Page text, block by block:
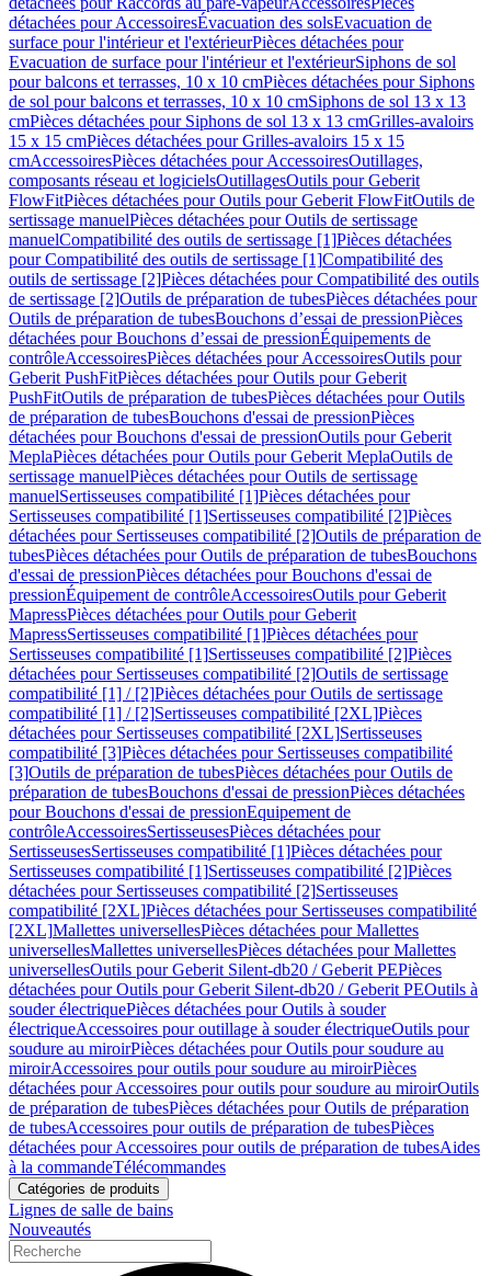
détachées pour AccessoiresÉvacuation des solsEvacuation de
surface pour l'intérieur et l'extérieurPièces détachées pour
Evacuation de surface pour l'intérieur et l'extérieurSiphons de sol
pour balcons et terrasses, 10 x 10 cmPièces détachées pour Siphons
de sol pour balcons et terrasses, 10 x 10 cmSiphons de sol 13 x 13
cmPièces détachées pour Siphons de sol 13 x 13 cmGrilles-avaloirs
15 x 15 cmPièces détachées pour Grilles-avaloirs 15 x 15
cmAccessoiresPièces détachées pour AccessoiresOutillages,
composants réseau et logicielsOutillagesOutils pour Geberit
FlowFitPièces détachées pour Outils pour Geberit FlowFitOutils de
sertissage manuelPièces détachées pour Outils de sertissage
manuelCompatibilité des outils de sertissage [1]Pièces détachées
pour Compatibilité des outils de sertissage [1]Compatibilité des
outils de sertissage [2]Pièces détachées pour Compatibilité des outils
de sertissage [2]Outils de préparation de tubesPièces détachées pour
Outils de préparation de tubesBouchons d’essai de pressionPièces
détachées pour Bouchons d’essai de pressionÉquipements de
contrôleAccessoiresPièces détachées pour AccessoiresOutils pour
Geberit PushFitPièces détachées pour Outils pour Geberit
PushFitOutils de préparation de tubesPièces détachées pour Outils
de préparation de tubesBouchons d'essai de pressionPièces
détachées pour Bouchons d'essai de pressionOutils pour Geberit
MeplaPièces détachées pour Outils pour Geberit MeplaOutils de
sertissage manuelPièces détachées pour Outils de sertissage
manuelSertisseuses compatibilité [1]Pièces détachées pour
Sertisseuses compatibilité [1]Sertisseuses compatibilité [2]Pièces
détachées pour Sertisseuses compatibilité [2]Outils de préparation de
tubesPièces détachées pour Outils de préparation de tubesBouchons
d'essai de pressionPièces détachées pour Bouchons d'essai de
pressionÉquipement de contrôleAccessoiresOutils pour Geberit
MapressPièces détachées pour Outils pour Geberit
MapressSertisseuses compatibilité [1]Pièces détachées pour
Sertisseuses compatibilité [1]Sertisseuses compatibilité [2]Pièces
détachées pour Sertisseuses compatibilité [2]Outils de sertissage
compatibilité [1] / [2]Pièces détachées pour Outils de sertissage
compatibilité [1] / [2]Sertisseuses compatibilité [2XL]Pièces
détachées pour Sertisseuses compatibilité [2XL]Sertisseuses
compatibilité [3]Pièces détachées pour Sertisseuses compatibilité
[3]Outils de préparation de tubesPièces détachées pour Outils de
préparation de tubesBouchons d'essai de pressionPièces détachées
pour Bouchons d'essai de pressionEquipement de
contrôleAccessoiresSertisseusesPièces détachées pour
SertisseusesSertisseuses compatibilité [1]Pièces détachées pour
Sertisseuses compatibilité [1]Sertisseuses compatibilité [2]Pièces
détachées pour Sertisseuses compatibilité [2]Sertisseuses
compatibilité [2XL]Pièces détachées pour Sertisseuses compatibilité
[2XL]Mallettes universellesPièces détachées pour Mallettes
universellesMallettes universellesPièces détachées pour Mallettes
universellesOutils pour Geberit Silent-db20 / Geberit PEPièces
détachées pour Outils pour Geberit Silent-db20 / Geberit PEOutils à
souder électriquePièces détachées pour Outils à souder
électriqueAccessoires pour outillage à souder électriqueOutils pour
soudure au miroirPièces détachées pour Outils pour soudure au
miroirAccessoires pour outils pour soudure au miroirPièces
détachées pour Accessoires pour outils pour soudure au miroirOutils
de préparation de tubesPièces détachées pour Outils de préparation
de tubesAccessoires pour outils de préparation de tubesPièces
détachées pour Accessoires pour outils de préparation de tubesAides
à la commandeTélécommandes
Catégories de produits
Lignes de salle de bains
Nouveautés